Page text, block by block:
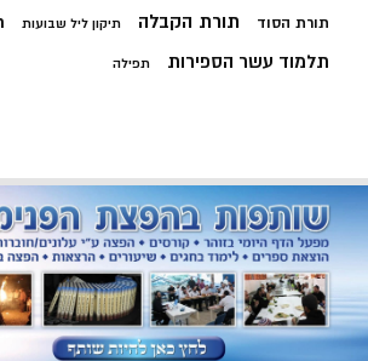
תורת הסוד תורת הקבלה תיקון ליל שבועות
תלמוד עשר הספירות תפילה